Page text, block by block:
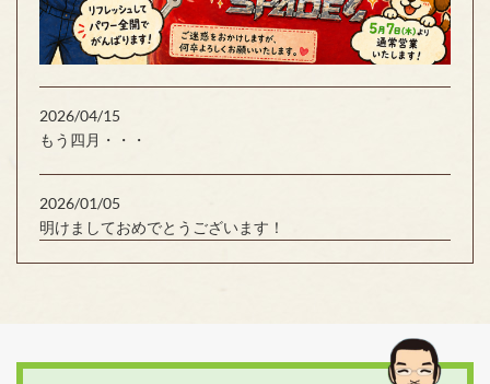
2026/04/15
もう四月・・・
2026/01/05
明けましておめでとうございます！